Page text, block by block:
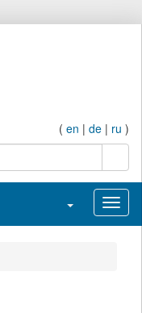
( en | de | ru )
Navigation